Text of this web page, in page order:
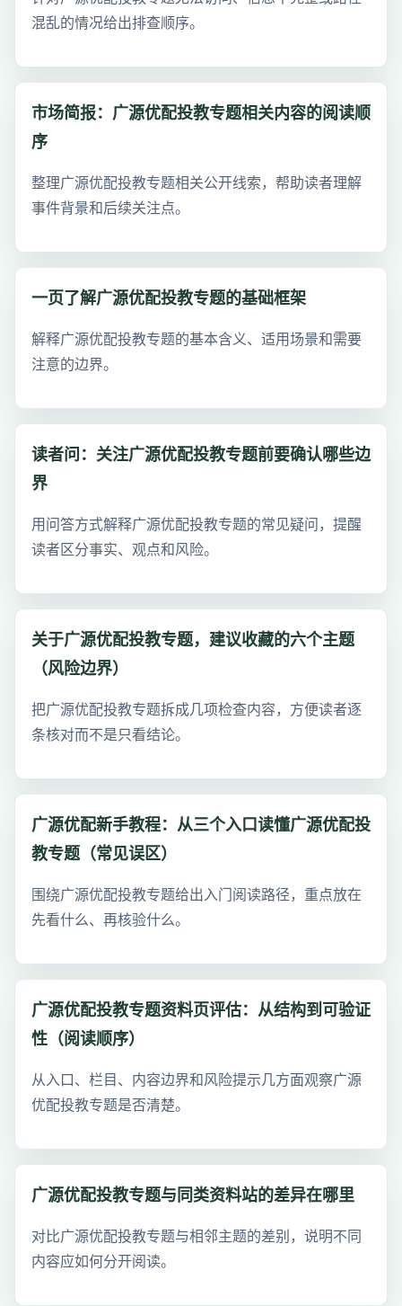
混乱的情况给出排查顺序。
市场简报：广源优配投教专题相关内容的阅读顺
序
整理广源优配投教专题相关公开线索，帮助读者理解
事件背景和后续关注点。
一页了解广源优配投教专题的基础框架
解释广源优配投教专题的基本含义、适用场景和需要
注意的边界。
读者问：关注广源优配投教专题前要确认哪些边
界
用问答方式解释广源优配投教专题的常见疑问，提醒
读者区分事实、观点和风险。
关于广源优配投教专题，建议收藏的六个主题
（风险边界）
把广源优配投教专题拆成几项检查内容，方便读者逐
条核对而不是只看结论。
广源优配新手教程：从三个入口读懂广源优配投
教专题（常见误区）
围绕广源优配投教专题给出入门阅读路径，重点放在
先看什么、再核验什么。
广源优配投教专题资料页评估：从结构到可验证
性（阅读顺序）
从入口、栏目、内容边界和风险提示几方面观察广源
优配投教专题是否清楚。
广源优配投教专题与同类资料站的差异在哪里
对比广源优配投教专题与相邻主题的差别，说明不同
内容应如何分开阅读。